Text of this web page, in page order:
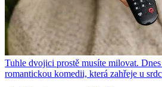
Tuhle dvojici prostě musíte milovat.
romantickou komedii, která zahřeje u